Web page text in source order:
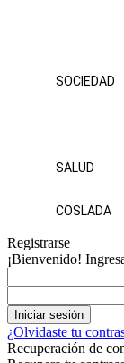
SOCIEDAD
SALUD
COSLADA
Registrarse
¡Bienvenido!
¿Olvidaste tu
Recuperación de